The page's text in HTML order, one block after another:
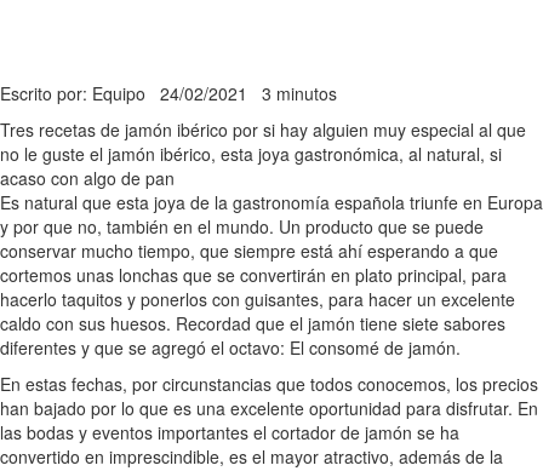
Escrito por: Equipo 24/02/2021 3 minutos
Tres recetas de jamón ibérico por si hay alguien muy especial al que
no le guste el jamón ibérico, esta joya gastronómica, al natural, si
acaso con algo de pan
Es natural que esta joya de la gastronomía española triunfe en Europa
y por que no, también en el mundo. Un producto que se puede
conservar mucho tiempo, que siempre está ahí esperando a que
cortemos unas lonchas que se convertirán en plato principal, para
hacerlo taquitos y ponerlos con guisantes, para hacer un excelente
caldo con sus huesos. Recordad que el jamón tiene siete sabores
diferentes y que se agregó el octavo: El consomé de jamón.
En estas fechas, por circunstancias que todos conocemos, los precios
han bajado por lo que es una excelente oportunidad para disfrutar. En
las bodas y eventos importantes el cortador de jamón se ha
convertido en imprescindible, es el mayor atractivo, además de la